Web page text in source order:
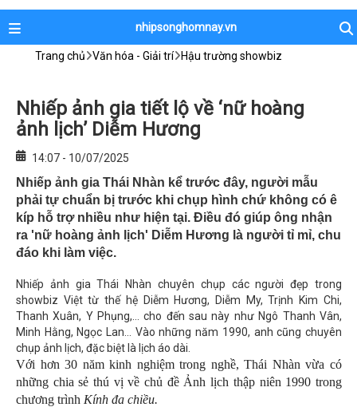
nhipsonghomnay.vn
Trang chủ Văn hóa - Giải trí Hậu trường showbiz
Nhiếp ảnh gia tiết lộ về ‘nữ hoàng
ảnh lịch’ Diễm Hương
14:07 - 10/07/2025
Nhiếp ảnh gia Thái Nhàn kể trước đây, người mẫu
phải tự chuẩn bị trước khi chụp hình chứ không có ê
kíp hỗ trợ nhiều như hiện tại. Điều đó giúp ông nhận
ra 'nữ hoàng ảnh lịch' Diễm Hương là người tỉ mỉ, chu
đáo khi làm việc.
Nhiếp ảnh gia Thái Nhàn chuyên chụp các người đẹp trong
showbiz Việt từ thế hệ Diễm Hương, Diễm My, Trịnh Kim Chi,
Thanh Xuân, Y Phụng,… cho đến sau này như Ngô Thanh Vân,
Minh Hằng, Ngọc Lan… Vào những năm 1990, anh cũng chuyên
chụp ảnh lịch, đặc biệt là lịch áo dài.
Với hơn 30 năm kinh nghiệm trong nghề, Thái Nhàn vừa có
những chia sẻ thú vị về chủ đề Ảnh lịch thập niên 1990 trong
chương trình Kính đa chiều.